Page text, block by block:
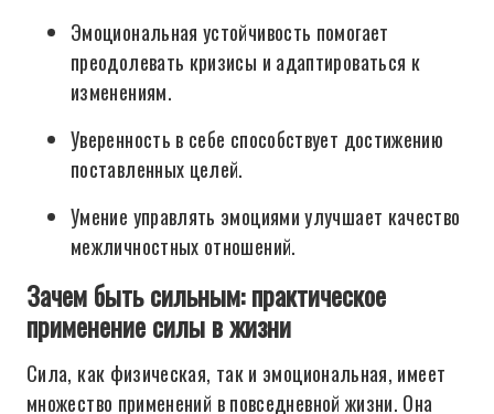
Эмоциональная устойчивость помогает
преодолевать кризисы и адаптироваться к
изменениям.
Уверенность в себе способствует достижению
поставленных целей.
Умение управлять эмоциями улучшает качество
межличностных отношений.
Зачем быть сильным: практическое
применение силы в жизни
Сила, как физическая, так и эмоциональная, имеет
множество применений в повседневной жизни. Она